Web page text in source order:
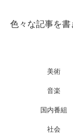
色々な記事を
美術
音楽
国内番組
社会